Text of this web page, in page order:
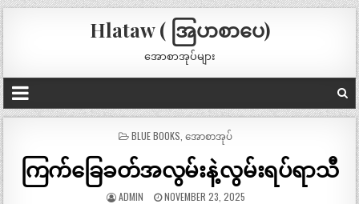
Hlataw ( အြပာစာပေ)
အောစာအုပ်များ
POSTED
BLUE BOOKS အောစာအုပ်
ကြက်ခြေခတ်အလွမ်းနဲ့လွမ်းရပ်ရာသီ
ADMIN NOVEMBER 23, 2025